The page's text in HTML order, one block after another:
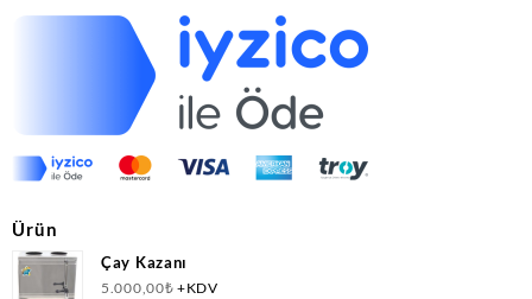
Ürün
Çay Kazanı
5.000,00₺ +KDV